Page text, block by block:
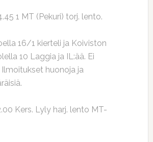
1 MT (Pekuri) torj. lento.
16/1 kierteli ja Koiviston
10 Laggia ja IL:ää. Ei
huonoja ja
Kers. Lyly harj. lento MT-